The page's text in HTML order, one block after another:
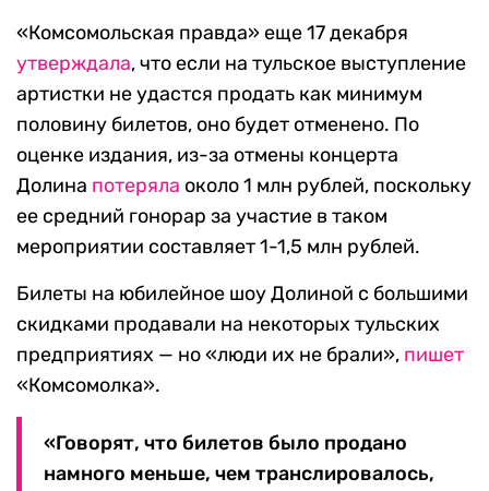
«Комсомольская правда» еще 17 декабря
утверждала, что если на тульское выступление
артистки не удастся продать как минимум
половину билетов, оно будет отменено. По
оценке издания, из-за отмены концерта
Долина потеряла около 1 млн рублей, поскольку
ее средний гонорар за участие в таком
мероприятии составляет 1-1,5 млн рублей.
Билеты на юбилейное шоу Долиной с большими
скидками продавали на некоторых тульских
предприятиях — но «люди их не брали», пишет
«Комсомолка».
«Говорят, что билетов было продано
намного меньше, чем транслировалось,